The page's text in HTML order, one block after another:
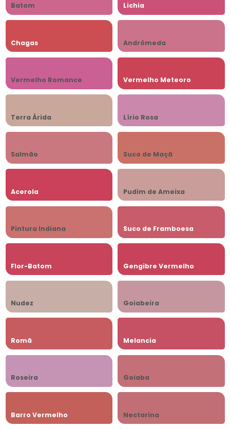
Batom Lichia
Chagas Andrômeda
Vermelho Romance Vermelho Meteoro
Terra Árida Lírio Rosa
Salmão Suco de Maçã
Acerola Pudim de Ameixa
Pintura Indiana Suco de Framboesa
Flor-Batom Gengibre Vermelho
Nudez Goiabeira
Romã Melancia
Roseira Goiaba
Barro Vermelho Nectarina